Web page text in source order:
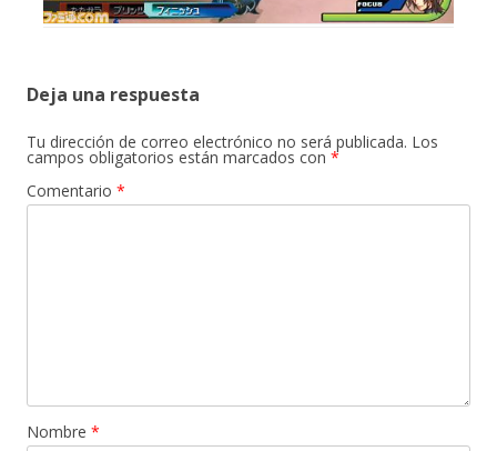
Deja una respuesta
Tu dirección de correo electrónico no será publicada. Los
campos obligatorios están marcados con *
Comentario *
Nombre *